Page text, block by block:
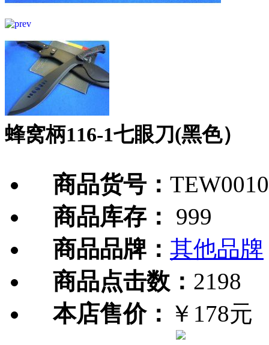
蜂窝柄116-1七眼刀(黑色）
商品货号：
商品库存：
999
商品品牌： 其他品牌
商品点击数： 2198
本店售价： ￥178元